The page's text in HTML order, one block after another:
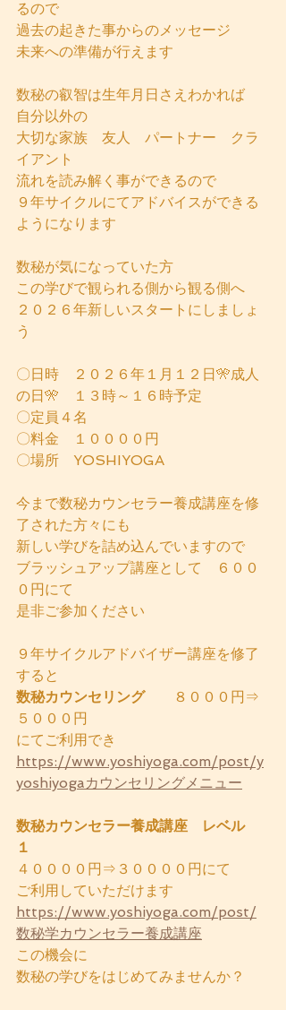
るので
過去の起きた事からのメッセージ
未来への準備が行えます
数秘の叡智は生年月日さえわかれば
自分以外の
大切な家族　友人　パートナー　クラ
イアント
流れを読み解く事ができるので
９年サイクルにてアドバイスができる
ようになります
数秘が気になっていた方
この学びで観られる側から観る側へ
２０２６年新しいスタートにしましょ
う
〇日時　２０２６年１月１２日🎌成人
の日🎌　１３時～１６時予定
〇定員４名
〇料金　１００００円
〇場所　YOSHIYOGA
今まで数秘カウンセラー養成講座を修
了された方々にも
新しい学びを詰め込んでいますので
ブラッシュアップ講座として　６００
０円にて
是非ご参加ください
９年サイクルアドバイザー講座を修了
すると
数秘カウンセリング ８０００円⇒
５０００円
にてご利用でき
https://www.yoshiyoga.com/post/y
yoshiyogaカウンセリングメニュー
数秘カウンセラー養成講座　レベル
１
４００００円⇒３００００円にて
ご利用していただけます
https://www.yoshiyoga.com/post/
数秘学カウンセラー養成講座
この機会に
数秘の学びをはじめてみませんか？